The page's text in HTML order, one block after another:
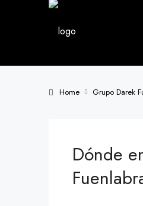
Home Grupo Darek
Dónde